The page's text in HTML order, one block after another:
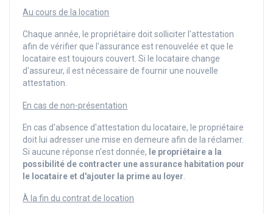
Au cours de la location
Chaque année, le propriétaire doit solliciter l'attestation
afin de vérifier que l'assurance est renouvelée et que le
locataire est toujours couvert. Si le locataire change
d'assureur, il est nécessaire de fournir une nouvelle
attestation.
En cas de non-présentation
En cas d'absence d'attestation du locataire, le propriétaire
doit lui adresser une mise en demeure afin de la réclamer.
Si aucune réponse n'est donnée, le propriétaire a la
possibilité de contracter une assurance habitation pour
le locataire et d'ajouter la prime au loyer
À la fin du contrat de location